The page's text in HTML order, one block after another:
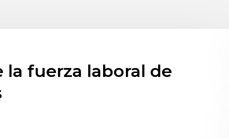
la fuerza laboral de